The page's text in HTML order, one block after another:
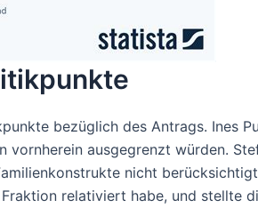
bezüglich des Antrags. Ines
ausgegrenzt würden.
nicht
relativiert habe, und stellte